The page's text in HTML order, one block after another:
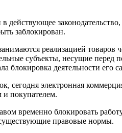
действующее
заблокирован.
реализацией
субъекты, несущие
блокировка деятельности его
сегодня электронная
покупателем.
временно блокировать
правовые нормы.